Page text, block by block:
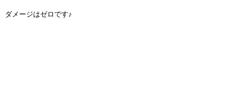
ダメージはゼロです♪